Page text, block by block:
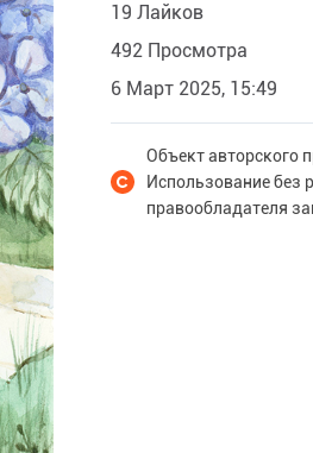
19 Лайков
492 Просмотра
6 Март 2025, 15:49
Объект авторского
Использование без
правообладателя